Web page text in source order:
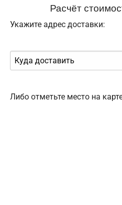
Расчёт
Укажите адрес доставки:
Либо отметьте место на